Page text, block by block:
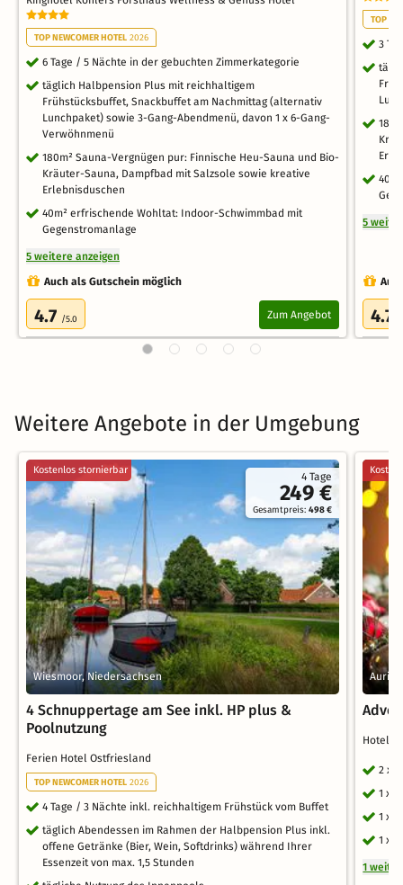
TOP NEWCOMER HOTEL 2026
6 Tage / 5 Nächte in der gebuchten Zimmerkategorie
täglich Halbpension Plus mit reichhaltigem
Frühstücksbuffet, Snackbuffet am Nachmittag (alternativ
Lunchpaket) sowie 3-Gang-Abendmenü, davon 1 x 6-Gang-
Verwöhnmenü
180m² Sauna-Vergnügen pur: Finnische Heu-Sauna und Bio-
Kräuter-Sauna, Dampfbad mit Salzsole sowie kreative
Erlebnisduschen
40m² erfrischende Wohltat: Indoor-Schwimmbad mit
Gegenstromanlage
5 weitere anzeigen
Auch als Gutschein möglich
4.7 /5.0 Zum Angebot
TOP
3
5
4.7
Weitere Angebote in der Umgebung
4 Tage
249 €
Gesamtpreis:498 €
Kostenlos stornierbar
Wiesmoor, Niedersachsen
4 Schnuppertage am See inkl. HP plus &
Poolnutzung
Ferien Hotel Ostfriesland
TOP NEWCOMER HOTEL 2026
4 Tage / 3 Nächte inkl. reichhaltigem Frühstück vom Buffet
täglich Abendessen im Rahmen der Halbpension Plus inkl.
offene Getränke (Bier, Wein, Softdrinks) während Ihrer
Essenzeit von max. 1,5 Stunden
Hotel
2 x
1 x
1 x
1 x
1